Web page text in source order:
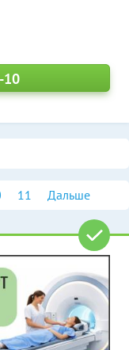
10
11 Дальше